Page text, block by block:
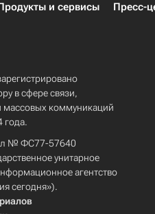
и сервисы Пресс-
в сфере связи,
коммуникаций
года.
№ ФС77-57640
унитарное
агентство
сегодня»).